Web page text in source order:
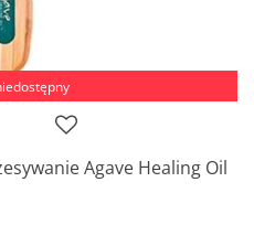
Agave Healing Oil